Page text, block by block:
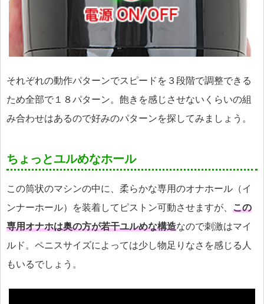
それぞれの動作パターンでスピードを３段階で調整できる
ため全部で１８パターン。飽きを感じさせないくらいの組
み合わせはあるので好みのパターンを探してみましょう。
ちょっとユルめなホール
この筒状のマシンの中に、柔らかな専用のオナホール（イ
ンナーホール）を装着してピストン可動させますが、 この
専用オナホは奥の方が若干ユルめな構造なので刺激はマイ
ルド。ペニスサイズによっては少し物足りなさを感じる人
もいるでしょう。